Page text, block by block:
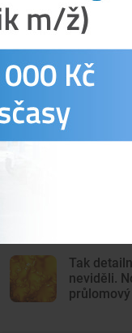
Krsic do
DRBNA
byla
Budějovic
Z
láká děti
Střet
koleje se
Tak
neviděli.